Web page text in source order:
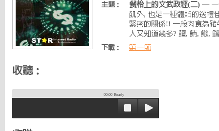
主題： 餐枱上的文武政經(二) — 一
飢外, 也是一種體貼的送禮
緊密的關係!! 一般肉食為
人又知道幾多? 鱣, 鮪, 鰷,
下載： 第一節
收聽：
00:00 Ready